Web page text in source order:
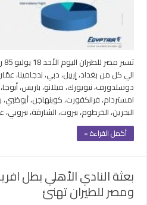
الي كل من بغداد، إربيل، دبي، ندجامينا،
دوسلدورف، نيويورك، ميلانو، باريس،
امستردام، فرانكفورت، كوبنهاجن،
البحرين، الخرطوم، بيروت، الشارقة،
أكمل القراءة »
بعثة النادي الأهلي بطل
ومصر للطيران تهنئ